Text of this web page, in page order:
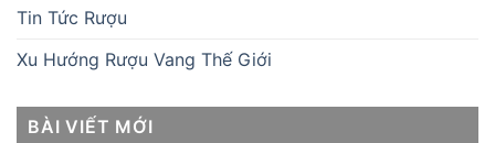
Tin Tức Rượu
Xu Hướng Rượu Vang Thế Giới
BÀI VIẾT MỚI